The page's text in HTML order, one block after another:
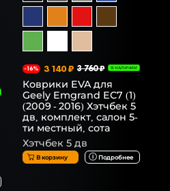
-16% 3 140 ₽ 3 760 ₽ В НАЛИЧИИ
Коврики EVA для
Geely Emgrand EC7 (1)
(2009 - 2016) Хэтчбек 5
дв, комплект, салон 5-
ти местный, сота
Хэтчбек 5 дв
В корзину Подробнее